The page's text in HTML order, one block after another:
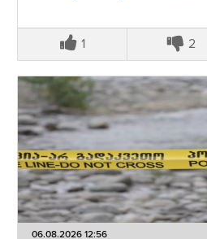
1 2
06.08.2026 12:56